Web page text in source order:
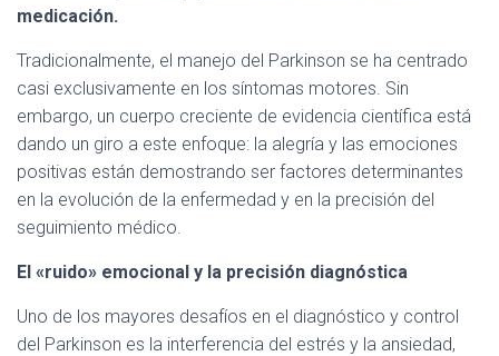
medicación.
Tradicionalmente, el manejo del Parkinson se ha centrado
casi exclusivamente en los síntomas motores. Sin
embargo, un cuerpo creciente de evidencia científica está
dando un giro a este enfoque: la alegría y las emociones
positivas están demostrando ser factores determinantes
en la evolución de la enfermedad y en la precisión del
seguimiento médico.
El «ruido» emocional y la precisión diagnóstica
Uno de los mayores desafíos en el diagnóstico y control
del Parkinson es la interferencia del estrés y la ansiedad,